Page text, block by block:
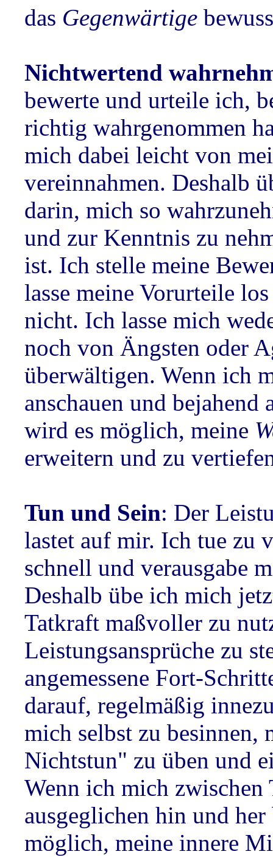
das Gegenwärtige
Nichtwertend
bewerte und urteile ich,
richtig wahrgenommen
mich dabei leicht von
vereinnahmen. Deshalb
darin, mich so
und zur Kenntnis zu
ist. Ich stelle meine
lasse meine Vorurteile
nicht. Ich lasse mich
noch von Ängsten oder
überwältigen. Wenn ich
anschauen und bejahend
wird es möglich, meine
erweitern und zu
Tun und Sein: Der
lastet auf mir. Ich tue zu
schnell und verausgabe
Deshalb übe ich mich
Tatkraft maßvoller zu
Leistungsansprüche zu
angemessene Fort-
darauf, regelmäßig
mich selbst zu
Nichtstun" zu üben und
Wenn ich mich zwischen
ausgeglichen hin und
möglich, meine innere